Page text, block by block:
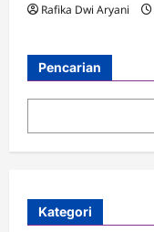
Rafika Dwi Aryani
Pencarian
Kategori